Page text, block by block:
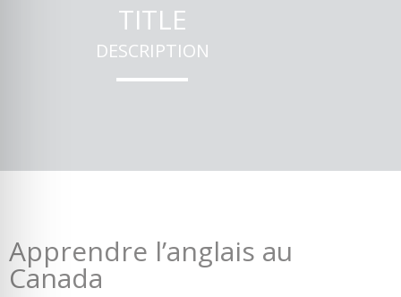
TITLE
DESCRIPTION
Apprendre l’anglais au
Canada
partir ?